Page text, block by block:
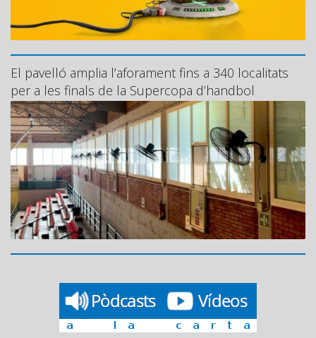
El pavelló amplia l’aforament fins a 340 localitats
per a les finals de la Supercopa d’handbol